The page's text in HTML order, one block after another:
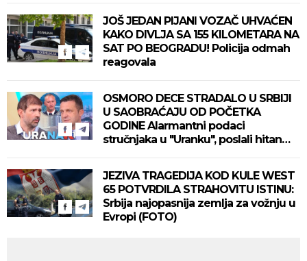
JOŠ JEDAN PIJANI VOZAČ UHVAĆEN
KAKO DIVLJA SA 155 KILOMETARA NA
SAT PO BEOGRADU! Policija odmah
reagovala
OSMORO DECE STRADALO U SRBIJI
U SAOBRAĆAJU OD POČETKA
GODINE Alarmantni podaci
stručnjaka u "Uranku", poslali hitan
JEZIVA TRAGEDIJA KOD KULE WEST
65 POTVRDILA STRAHOVITU ISTINU:
Srbija najopasnija zemlja za vožnju u
Evropi (FOTO)